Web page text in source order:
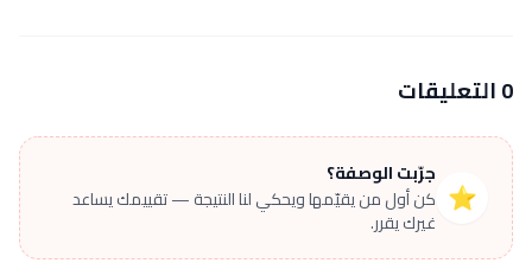
0 التعليقات
⭐
جرّبت الوصفة؟
كن أول من يقيّمها ويحكي لنا النتيجة — تقييمك يساعد
غيرك يقرر.